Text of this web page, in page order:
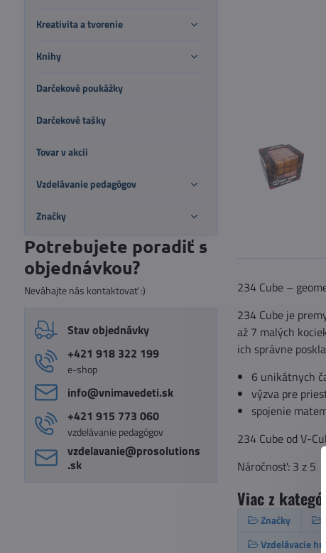
234 Cube –
234 Cube je
až 7 malých
ich správne
6 unikátnych
výzva pre
spojenie
234 Cube od V-
Náročnosť: 3 z 5
Viac z
Značky
Vzdelávacie
Kreativita a tvorenie
Knihy
Darčekové poukážky
Darčekové tašky
Tovar v akcii
Vzdelávanie pedagógov
Značky
Potrebujete poradiť s
objednávkou?
Neváhajte nás kontaktovať :)
Stav objednávky
+421 918 322 199
e-shop
info​@vnimavedeti​.sk
+421 915 773 060
vzdelávanie pedagógov
vzdelavanie​@prosolutions​
.sk